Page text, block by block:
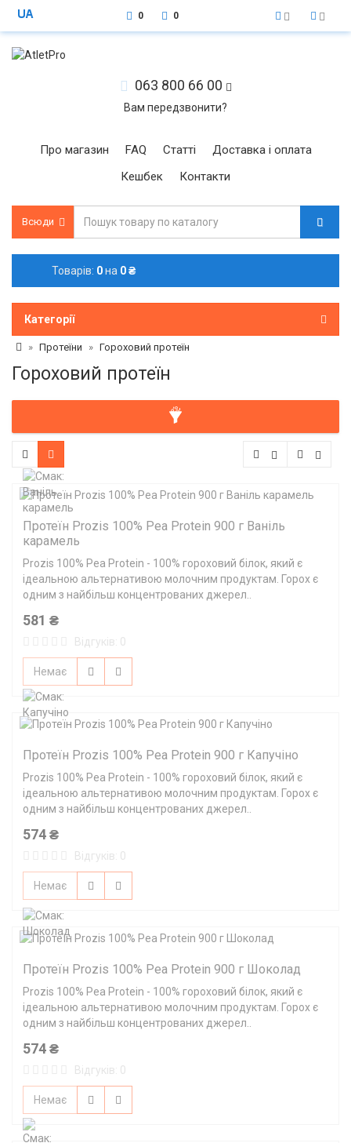
0 0
063 800 66 00
Вам передзвонити?
Про магазин FAQ Статті
Доставка і оплата
Кешбек
Контакти
Всюди
Товарів: 0на 0 ₴
Категорії
Протеїни Гороховий протеїн
Гороховий протеїн
Протеїн Prozis 100% Pea Protein 900 г Ваніль
карамель
Prozis 100% Pea Protein - 100% гороховий білок, який є
ідеальною альтернативою молочним продуктам. Горох є
одним з найбільш концентрованих джерел..
581 ₴
Відгуків: 0
Немає
Протеїн Prozis 100% Pea Protein 900 г Капучіно
Prozis 100% Pea Protein - 100% гороховий білок, який є
ідеальною альтернативою молочним продуктам. Горох є
одним з найбільш концентрованих джерел..
574 ₴
Відгуків: 0
Немає
Протеїн Prozis 100% Pea Protein 900 г Шоколад
Prozis 100% Pea Protein - 100% гороховий білок, який є
ідеальною альтернативою молочним продуктам. Горох є
одним з найбільш концентрованих джерел..
574 ₴
Відгуків: 0
Немає